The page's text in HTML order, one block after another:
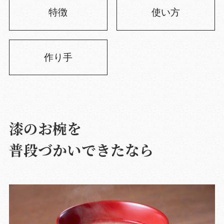
特徴 使い方
作り手
漆のお椀を
普段づかいできたなら